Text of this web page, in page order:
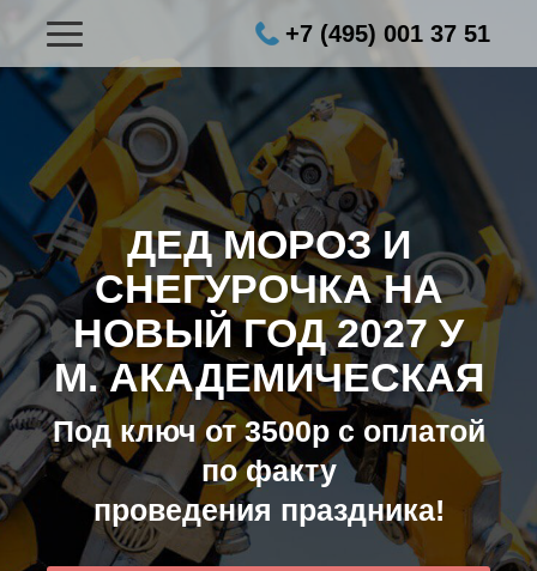
+7 (495) 001 37 51
ДЕД МОРОЗ И
СНЕГУРОЧКА НА
НОВЫЙ ГОД 2027 У
М. АКАДЕМИЧЕСКАЯ
Под ключ от 3500р с оплатой
по факту
проведения праздника!